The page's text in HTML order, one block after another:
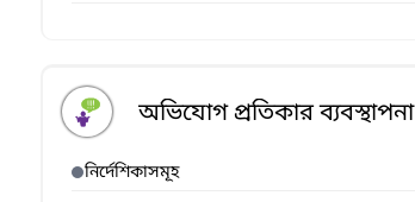
অভিযোগ প্রতিকার ব্যবস্থাপনা
নির্দেশিকাসমূহ